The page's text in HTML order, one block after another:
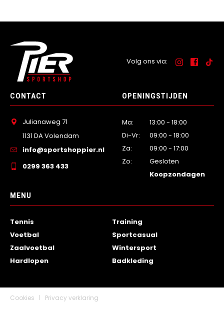
Volg ons via:
CONTACT
Julianaweg 71
1131 DA Volendam
info@sportshoppier.nl
0299 363 433
OPENINGSTIJDEN
Ma:
13:00 - 18:00
Di-Vr:
09:00 - 18:00
Za:
09:00 - 17:00
Zo:
Gesloten
Koopzondagen
MENU
Tennis
Training
Voetbal
Sportcasual
Zaalvoetbal
Wintersport
Hardlopen
Badkleding
Cookies
Privacy verklaring